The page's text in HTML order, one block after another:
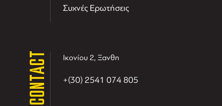
Συχνές Ερωτήσεις
CONTACT Ικονίου 2, Ξανθη
+(30) 2541 074 805